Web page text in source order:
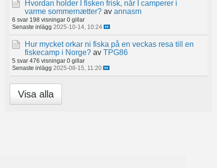
Hvordan holder I fisken frisk, når I camperer i
varme sommernætter? av annasm
6 svar 198 visningar 0 gillar
Senaste inlägg 2025-10-14, 10:24
Hur mycket orkar ni fiska på en veckas resa till en
fiskecamp i Norge? av TPG86
5 svar 476 visningar 0 gillar
Senaste inlägg 2025-08-15, 11:20
Visa alla